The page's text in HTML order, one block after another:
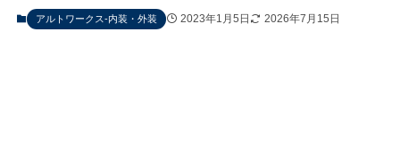
アルトワークス-内装・外装 2023年1月5日 2026年7月15日